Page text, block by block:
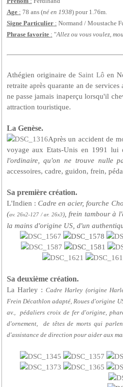
Age : 78 ans (né en 1938) pour 1.76m.
Signe Particulier: Normand / Moustache
Phrase favorite : "Allez ou vous voulez,
Athégien originaire de Saint Lô en
retraite après quarante an de
ne passe jamais inaperçu lorsqu'il
attraction touristique.
La Genèse.
Après un accident de
voyage aux Etats-Unis en 1991
l'ordinaire, qu'on ne trouve nulle
accessoires, cadre, guidon, frein,
Sa première création.
L'Indien : Cadre en acier, fourche
(av. 26x2-127 / ar. 26x3), frein tambour à
la mains d'origine US, d'un
Sa deuxième création.
La Harley :Cadre Harley (origine
Frein Décathlon adapté, Roues d'origine
av., pédaliers croix de ferd'origine,
d'ornement,
de têtes de morts qui
d'assistance de direction pour aider aux